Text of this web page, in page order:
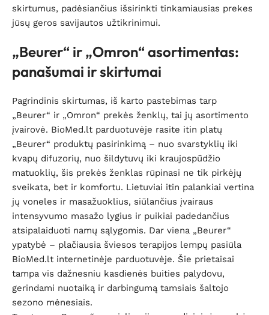
skirtumus, padėsiančius išsirinkti tinkamiausias prekes
jūsų geros savijautos užtikrinimui.
„Beurer“ ir „Omron“ asortimentas:
panašumai ir skirtumai
Pagrindinis skirtumas, iš karto pastebimas tarp
„Beurer“ ir „Omron“ prekės ženklų, tai jų asortimento
įvairovė. BioMed.lt parduotuvėje rasite itin platų
„Beurer“ produktų pasirinkimą – nuo svarstyklių iki
kvapų difuzorių, nuo šildytuvų iki kraujospūdžio
matuoklių, šis prekės ženklas rūpinasi ne tik pirkėjų
sveikata, bet ir komfortu. Lietuviai itin palankiai vertina
jų voneles ir masažuoklius, siūlančius įvairaus
intensyvumo masažo lygius ir puikiai padedančius
atsipalaiduoti namų sąlygomis. Dar viena „Beurer“
ypatybė – plačiausia šviesos terapijos lempų pasiūla
BioMed.lt internetinėje parduotuvėje. Šie prietaisai
tampa vis dažnesniu kasdienės buities palydovu,
gerindami nuotaiką ir darbingumą tamsiais šaltojo
sezono mėnesiais.